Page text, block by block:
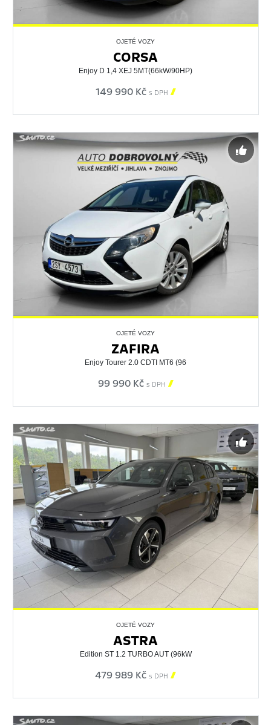
OJETÉ VOZY
CORSA
Enjoy D 1,4 XEJ 5MT(66kW/90HP)
149 990 Kč s DPH 
OJETÉ VOZY
ZAFIRA
Enjoy Tourer 2.0 CDTI MT6 (96
99 990 Kč s DPH 
OJETÉ VOZY
ASTRA
Edition ST 1.2 TURBO AUT (96kW
479 989 Kč s DPH 